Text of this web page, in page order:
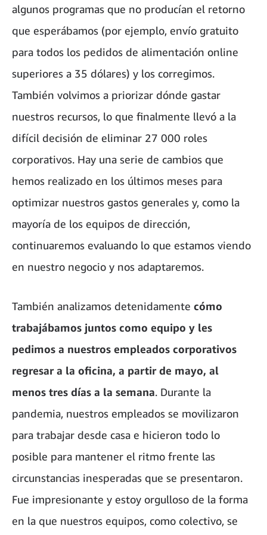
algunos programas que no producían el retorno
que esperábamos (por ejemplo, envío gratuito
para todos los pedidos de alimentación online
superiores a 35 dólares) y los corregimos.
También volvimos a priorizar dónde gastar
nuestros recursos, lo que finalmente llevó a la
difícil decisión de eliminar 27 000 roles
corporativos. Hay una serie de cambios que
hemos realizado en los últimos meses para
optimizar nuestros gastos generales y, como la
mayoría de los equipos de dirección,
continuaremos evaluando lo que estamos viendo
en nuestro negocio y nos adaptaremos.
También analizamos detenidamente cómo
trabajábamos juntos como equipo y les
pedimos a nuestros empleados corporativos
regresar a la oficina, a partir de mayo, al
menos tres días a la semana. Durante la
pandemia, nuestros empleados se movilizaron
para trabajar desde casa e hicieron todo lo
posible para mantener el ritmo frente las
circunstancias inesperadas que se presentaron.
Fue impresionante y estoy orgulloso de la forma
en la que nuestros equipos, como colectivo, se